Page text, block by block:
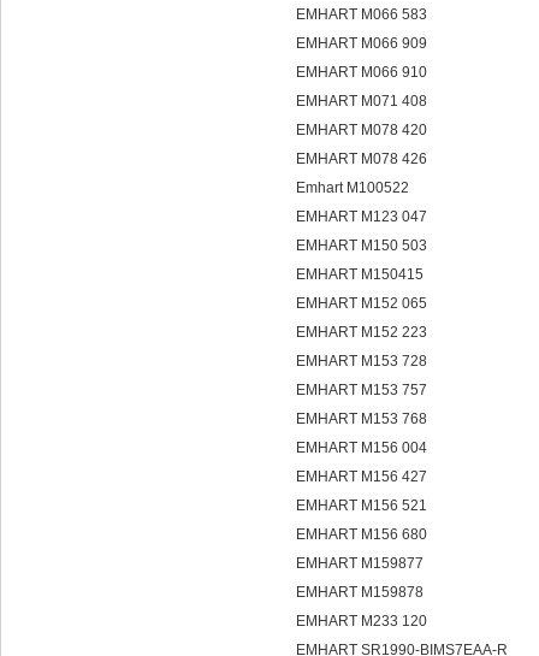
EMHART M066 583
EMHART M066 909
EMHART M066 910
EMHART M071 408
EMHART M078 420
EMHART M078 426
Emhart M100522
EMHART M123 047
EMHART M150 503
EMHART M150415
EMHART M152 065
EMHART M152 223
EMHART M153 728
EMHART M153 757
EMHART M153 768
EMHART M156 004
EMHART M156 427
EMHART M156 521
EMHART M156 680
EMHART M159877
EMHART M159878
EMHART M233 120
EMHART SR1990-BIMS7EAA-R